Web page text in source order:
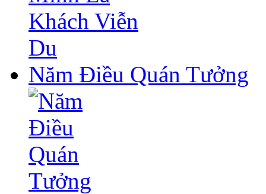
Năm Điều Quán Tưởng